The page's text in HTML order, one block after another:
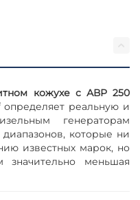
кожухе с АВР 250
определяет реальную и
генераторам
которые ни
известных марок, но
меньшая